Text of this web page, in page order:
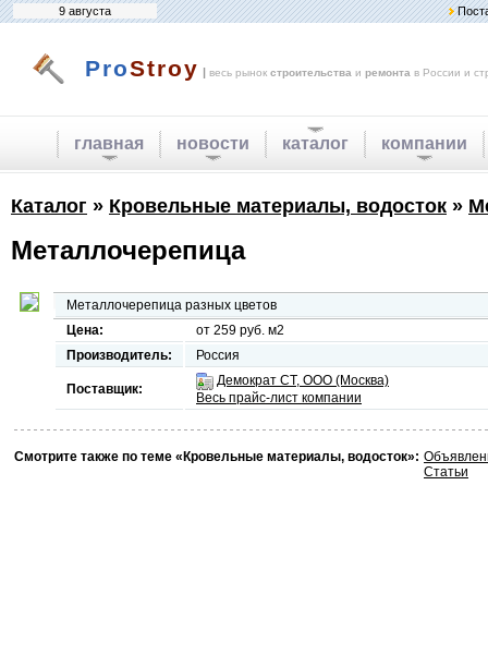
9 августа
ProStroy | весь рынок строительства и ремонта в России и
главная новости каталог компании
Каталог » Кровельные материалы, водосток »
Металлочерепица
Металлочерепица разных цветов
Цена:
от 259 руб. м2
Производитель:
Россия
Поставщик:
Демократ СТ, ООО (Москва)
Весь прайс-лист компании
Смотрите также по теме «Кровельные материалы, водосток»:
Статьи